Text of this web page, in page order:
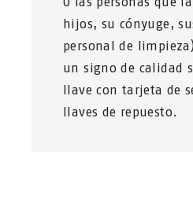
hijos, su cónyuge,
personal de
un signo de calidad
llave con tarjeta de
llaves de repuesto.